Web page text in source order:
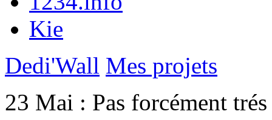
Kie
Dedi'Wall Mes projets
23 Mai : Pas forcément